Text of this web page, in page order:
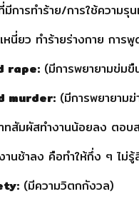
การทำร้าย/การใช้ความรุ
ยว ทำร้ายร่างกาย การพู
rape:(มีการพยายามข่มขื
murder:(มีการพยายามฆ่
ทสัมผัสทำงานน้อยลง ตอ
านช้าลง คือทำให้กึ่ง ๆ ไม่
(มีความวิตกกังวล)